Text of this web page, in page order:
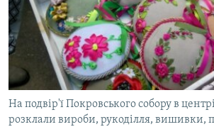
На подвір'ї Покровського собору в
розклали вироби, рукоділля, вишивки,